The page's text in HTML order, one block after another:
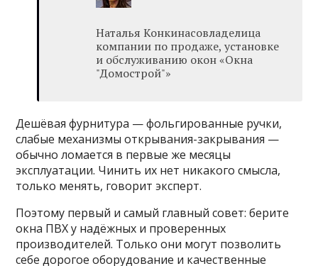
Наталья Конкинасовладелица
компании по продаже, установке
и обслуживанию окон «Окна
"Домострой"»
Дешёвая фурнитура — фольгированные ручки,
слабые механизмы открывания-закрывания —
обычно ломается в первые же месяцы
эксплуатации. Чинить их нет никакого смысла,
только менять, говорит эксперт.
Поэтому первый и самый главный совет: берите
окна ПВХ у надёжных и проверенных
производителей. Только они могут позволить
себе дорогое оборудование и качественные